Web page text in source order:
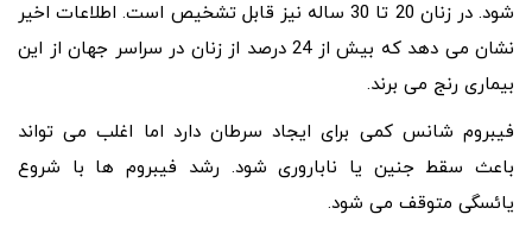
شود. در زنان 20 تا 30 ساله نیز قابل تشخیص است. اطلاعات اخیر
نشان می دهد که بیش از 24 درصد از زنان در سراسر جهان از این
بیماری رنج می برند.
فیبروم شانس کمی برای ایجاد سرطان دارد اما اغلب می تواند
باعث سقط جنین یا ناباروری شود. رشد فیبروم ها با شروع
یائسگی متوقف می شود.